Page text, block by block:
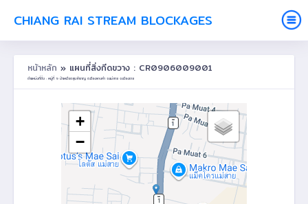
CHIANG RAI STREAM BLOCKAGES
หน้าหลัก » แผนที่สิ่งกีดขวาง : CR0906009001
ตำแหน่งที่ตั้ง : หมู่ที่ 9 ป่าเหมือดสุขสำราญ ต.เวียงพางคำ อ.แม่สาย จ.เชียงราย
+
−